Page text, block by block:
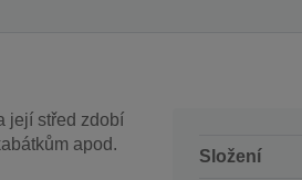
její střed zdobí
apod.
Složení